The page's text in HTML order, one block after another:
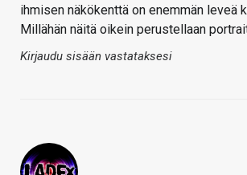
ihmisen näkökenttä on enemmän leveä
Millähän näitä oikein perustellaan
Kirjaudu sisään vastataksesi